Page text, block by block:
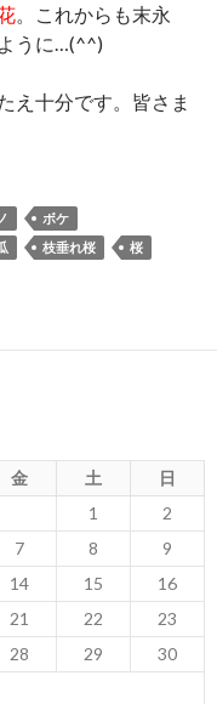
。これからも末永
うに…(^^)
え十分です。皆さま
ボケ
枝垂れ桜
桜
金 土
日
1
2
7 8
9
14 15
16
21 22
23
28 29
30